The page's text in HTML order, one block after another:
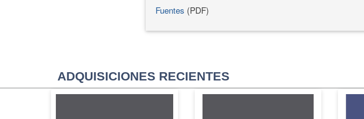
Fuentes (PDF)
ADQUISICIONES RECIENTES